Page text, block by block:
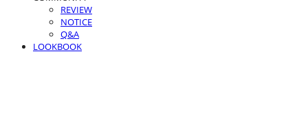
REVIEW
NOTICE
Q&A
LOOKBOOK